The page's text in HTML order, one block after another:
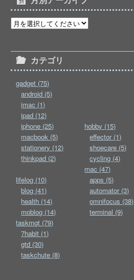
カテゴリ
gadget (75)
android (5)
imac (1)
ipad (12)
iphone (25)
macbook (5)
stationery (12)
thinkpad (2)
hobby (15)
effector (1)
shoecare (5)
cycling (4)
lifelog (10)
blog (41)
health (14)
moblog (14)
mac (47)
apps (5)
automator (3)
omnifocus (38)
terminal (9)
taskmgt (79)
7habit (1)
gtd (30)
taskchute (8)